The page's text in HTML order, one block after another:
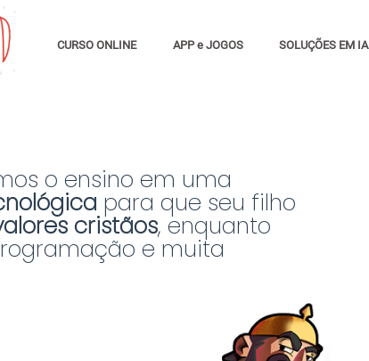
CURSO ONLINE APP e JOGOS SOLUÇÕES EM IA
o ensino em uma
para que seu filho
cristãos, enquanto
e muita